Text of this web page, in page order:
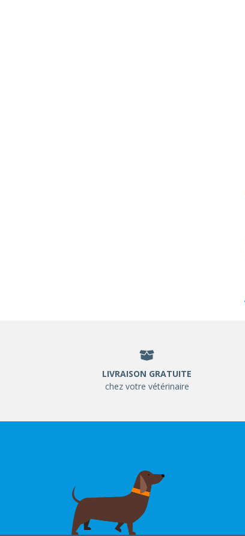
LIVRAISON GRATUITE
chez votre vétérinaire